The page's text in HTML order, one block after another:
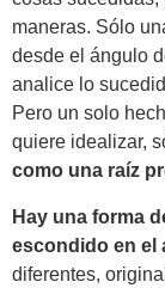
maneras. Sólo
desde el ángulo
analice lo
Pero un solo
quiere idealizar,
como una raíz
Hay una forma
escondido en el
diferentes,